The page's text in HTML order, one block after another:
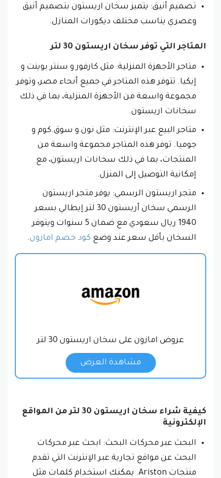
تصميم أنيق: يتميز سخان اريستون بتصميم أنيق
وعصري يناسب مختلف ديكورات المنازل.
المتاجر التي توفر سخان اريستون 30 لتر
متاجر الأجهزة المنزلية: مثل كارفور و سنتر بوينت و
إيكيا. تتوفر هذه المتاجر في جميع أنحاء مصر، وتوفر
مجموعة واسعة من الأجهزة المنزلية، بما في ذلك
سخانات اريستون.
متاجر البيع عبر الإنترنت: مثل نون و سوق.كوم و
جوميا. توفر هذه المتاجر مجموعة واسعة من
المنتجات، بما في ذلك سخانات اريستون، مع
إمكانية التوصيل إلى المنزل.
متجر اريستون الرسمي: يوفر متجر اريستون
الرسمي سخان أريستون 30 لتر إيطالي بسعر
1940 ريال سعودي مع ضمان 5 سنوات ويتوفر
السخان بأقل سعر عند وضع كود خصم امازون.
عروض امازون على سخان اريستون 30 لتر
مشاهدة العرض
كيفية شراء سخان اريستون 30 لتر من المواقع
الإلكترونية
البحث عبر محركات البحث: ابحث عبر محركات
البحث عن مواقع تجارية عبر الإنترنت التي تقدم
منتجات Ariston. يمكنك استخدام كلمات مثل